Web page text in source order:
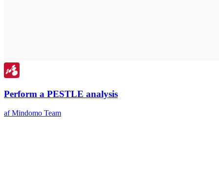
Perform a PESTLE analysis
af Mindomo Team